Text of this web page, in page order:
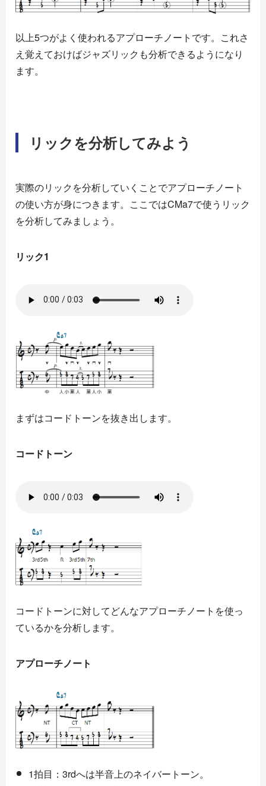
以上5つがよく使われるアプローチノートです。これさ
え覚えておけばジャズリックも分析できるようになり
ます。
リックを分析してみよう
実際のリックを分析していくことでアプローチノート
の使い方が身につきます。ここではCMa7で使うリック
を分析してみましょう。
リック1
まずはコードトーンを抜き出します。
コードトーン
コードトーンに対してどんなアプローチノートを使っ
ているかを分析します。
アプローチノート
1拍目：3rdへは半音上のネイバートーン。